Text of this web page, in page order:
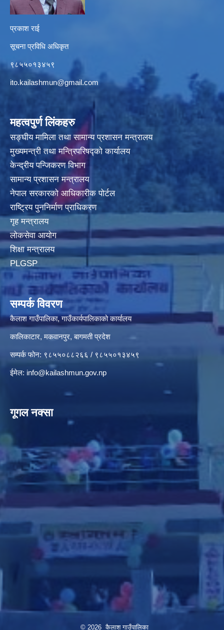
प्रकाश राई
सूचना प्रविधि अधिकृत
९८५५०१३४५९
ito.kailashmun@gmail.com
महत्वपुर्ण लिंकहरु
सङ्घीय मामिला तथा सामान्य प्रशासन मन्त्रालय
मुख्यमन्त्री तथा मन्त्रिपरिषद्‍को कार्यालय
केन्द्रीय पन्जिकरण विभाग
सामान्य प्रशासन मन्त्रालय
नेपाल सरकारको आधिकारीक पोर्टल
राष्ट्रिय पुननिर्माण प्राधिकरण
गृह मन्त्रालय
लोकसेवा आयोग
शिक्षा मन्त्रालय
PLGSP
सम्पर्क विवरण
कैलाश गाउँपालिका, गाउँकार्यपालिकाको कार्यालय
कालिकाटार, मकवानपुर, बागमती प्रदेश
सम्पर्क फोन: ९८५५०८८२६६ / ९८५५०१३४५९
ईमेल: info@kailashmun.gov.np
गूगल नक्सा
© 2026 कैलाश गाउँपालिका